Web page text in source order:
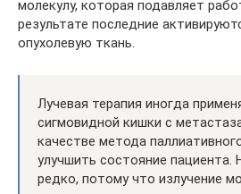
молекулу, которая подавляет
результате последние
опухолевую ткань.
Лучевая терапия иногда
сигмовидной кишки с
качестве метода
улучшить состояние пациента.
редко, потому что излучение